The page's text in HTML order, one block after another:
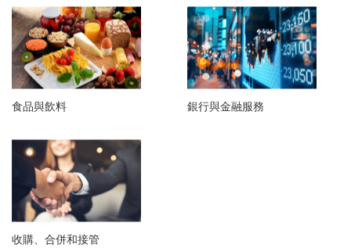
食品與飲料 銀行與金融服務
收購、合併和接管